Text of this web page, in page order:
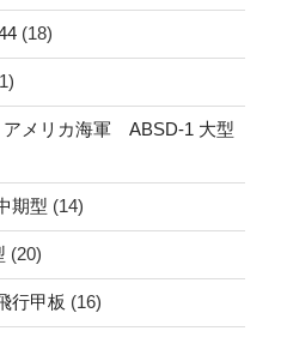
(18)
メリカ海軍 ABSD-1 大型
期型 (14)
(20)
行甲板 (16)